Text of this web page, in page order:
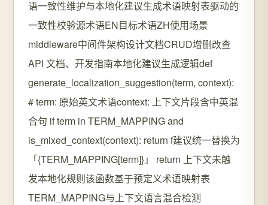
语一致性维护与本地化建议生成术语映射表驱动的
一致性校验源术语EN目标术语ZH使用场景
middleware中间件架构设计文档CRUD增删改查
API 文档、开发指南本地化建议生成逻辑def
generate_localization_suggestion(term, context):
# term: 原始英文术语context: 上下文片段含中英混
合句 if term in TERM_MAPPING and
is_mixed_context(context): return f建议统一替换为
「{TERM_MAPPING[term]}」 return 上下文未触
发本地化规则该函数基于预定义术语映射表
TERM_MAPPING与上下文语言混合检测